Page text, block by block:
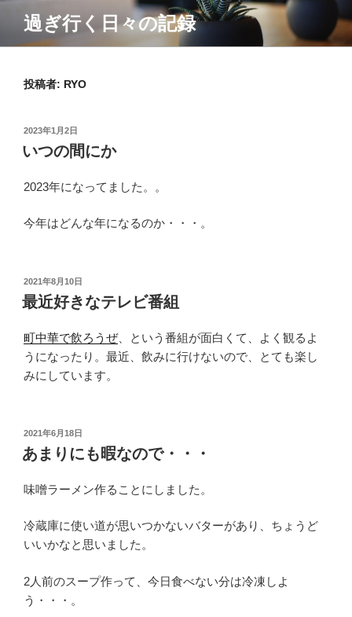
テ
過ぎ行く日々の記録
投稿者: RYO
投
稿
日:
2023年1月2日
いつの間にか
2023年になってました。。
今年はどんな年になるのか・・・。
投
稿
日:
2021年8月10日
最近好きなテレビ番組
町中華で飲ろうぜ、という番組が面白くて、よく観るよ
うになったり。最近、飲みに行けないので、とても楽し
みにしています。
投
稿
日:
2021年6月18日
あまりにも暇なので・・・
味噌ラーメン作ることにしました。
冷蔵庫に使い道が思いつかないバターがあり、ちょうど
いいかなと思いました。
2人前のスープ作って、今日食べない分は冷凍しよ
う・・・。